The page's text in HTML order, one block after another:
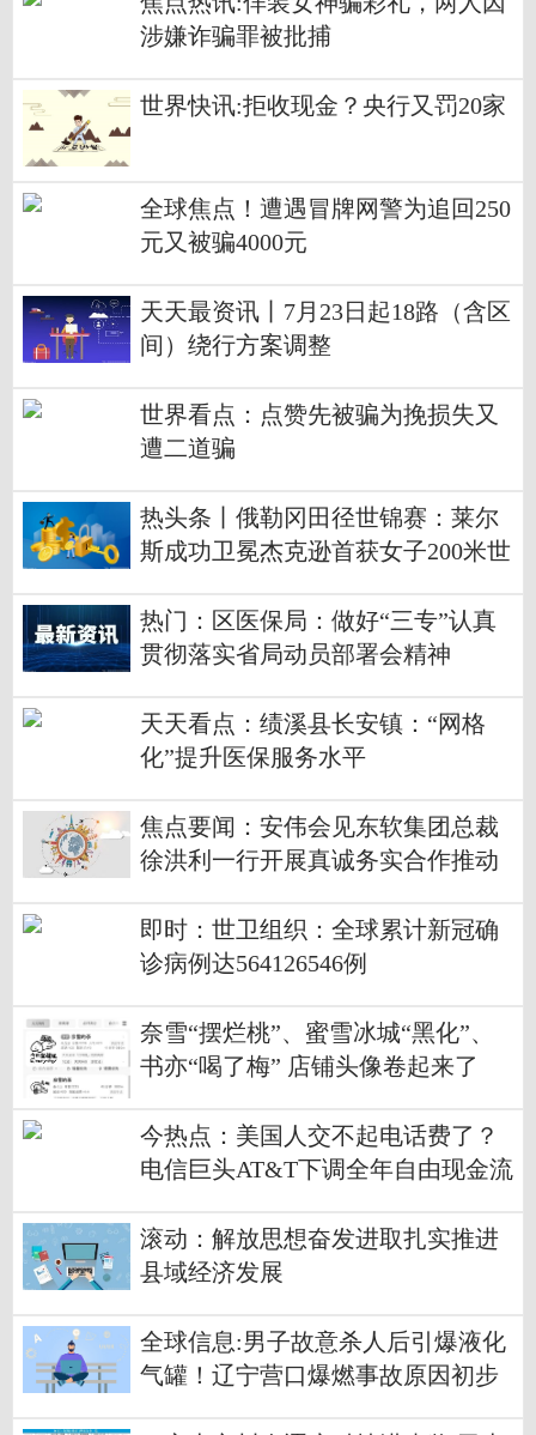
涉嫌诈骗罪被批捕
世界快讯:拒收现金？央行又罚20家
全球焦点！遭遇冒牌网警为追回250
元又被骗4000元
天天最资讯丨7月23日起18路（含区
间）绕行方案调整
世界看点：点赞先被骗为挽损失又
遭二道骗
热头条丨俄勒冈田径世锦赛：莱尔
斯成功卫冕杰克逊首获女子200米世
热门：区医保局：做好“三专”认真
贯彻落实省局动员部署会精神
天天看点：绩溪县长安镇：“网格
化”提升医保服务水平
焦点要闻：安伟会见东软集团总裁
徐洪利一行开展真诚务实合作推动
即时：世卫组织：全球累计新冠确
诊病例达564126546例
奈雪“摆烂桃”、蜜雪冰城“黑化”、
书亦“喝了梅” 店铺头像卷起来了
今热点：美国人交不起电话费了？
电信巨头AT&T下调全年自由现金流
幅
滚动：解放思想奋发进取扎实推进
县域经济发展
全球信息:男子故意杀人后引爆液化
气罐！辽宁营口爆燃事故原因初步